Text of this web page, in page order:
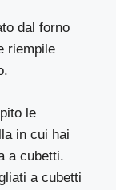
dal forno
riempile
le
in cui hai
a cubetti.
a cubetti